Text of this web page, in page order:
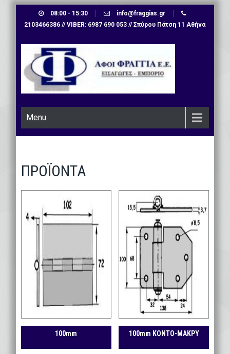
08:00 - 15:30
info@fraggias.gr
2103466386 // VIBER: 6987 690 053 // Σπύρου Πάτση 11 Αθήνα
Menu
ΠΡΟΪΟΝΤΑ
100mm 100mm ΚΟΝΤΟ-ΜΑΚΡΥ